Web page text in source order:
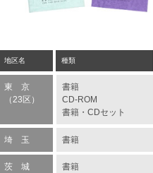
地区名 種類
東 京
（23区）
書籍
CD-ROM
書籍・CDセット
埼 玉 書籍
茨 城 書籍